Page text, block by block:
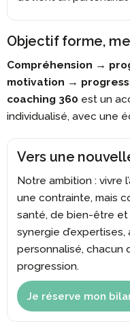
Objectif forme,
Compréhension →
motivation →
coaching 360 est un
individualisé, avec une
Vers une
Notre ambition : vivre
une contrainte, mais
santé, de bien-être
synergie
personnalisé, chacun
progression.
Je réserve mon